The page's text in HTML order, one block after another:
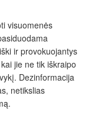
visuomenės
ir provokuojantys
jie ne tik iškraipo
Dezinformacija
netikslias